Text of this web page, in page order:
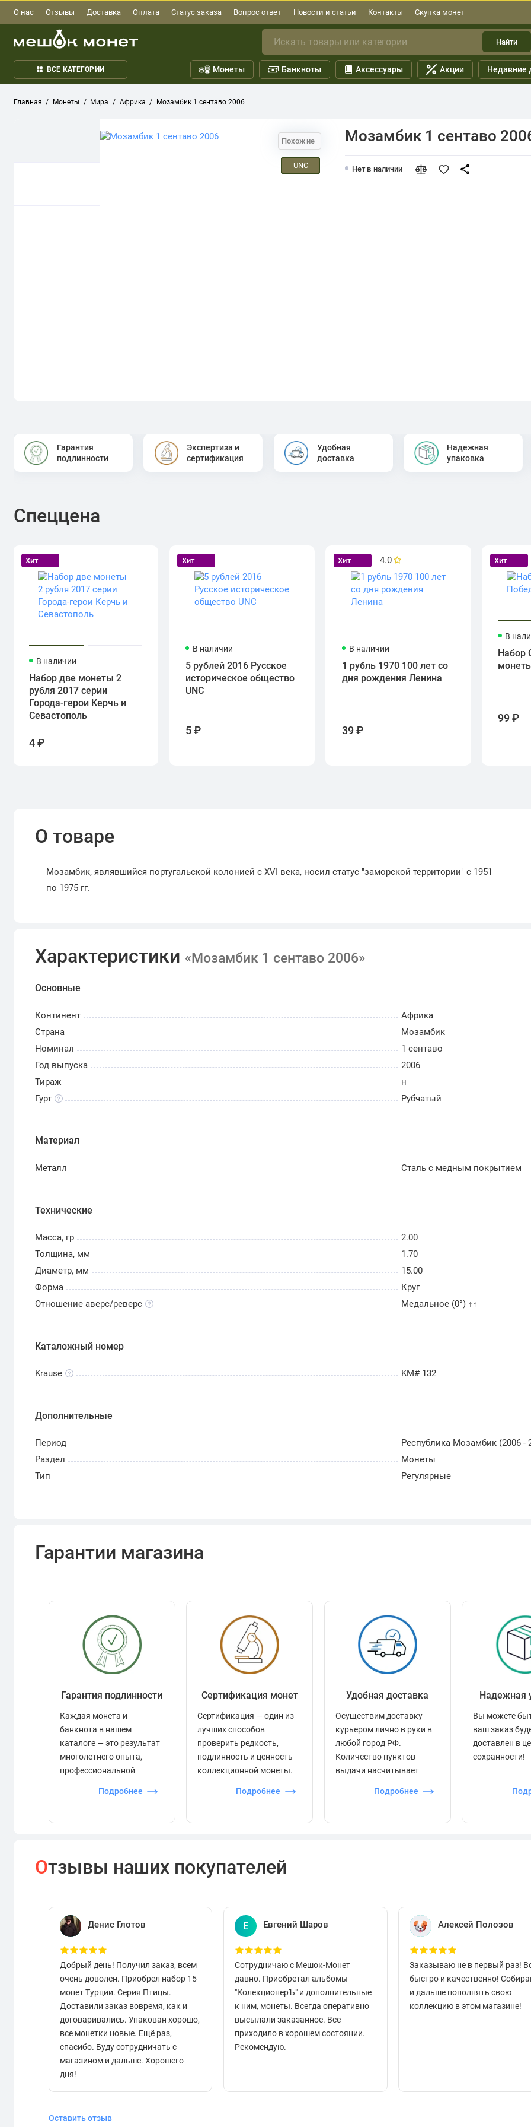
О нас Отзывы Доставка Оплата Статус заказа Вопрос ответ Новости и статьи Контакты Скупка монет
Найти
ВСЕ КАТЕГОРИИ Монеты Банкноты Аксессуары Акции Недавние
Главная Монеты Мира Африка Мозамбик 1 сентаво 2006
Похожие
UNC
Мозамбик 1 сентаво
Нет в наличии
Гарантия
подлинности
Экспертиза и
сертификация
Удобная
доставка
Надежная
упаковка
Спеццена
Хит
В наличии
Набор две монеты 2
рубля 2017 серии
Города-герои Керчь и
Севастополь
4 ₽
Хит
В наличии
5 рублей 2016 Русское
историческое общество
UNC
5 ₽
Хит 4.0
В наличии
1 рубль 1970 100 лет со
дня рождения Ленина
39 ₽
Хит
В
Набор
99 ₽
О товаре
Мозамбик, являвшийся португальской колонией с XVI века, носил статус "заморской территории" с 1951
по 1975 гг.
Характеристики «Мозамбик 1 сентаво 2006»
Основные
Континент
Африка
Страна
Мозамбик
Номинал
1 сентаво
Год выпуска
2006
Тираж
н
Гурт
Рубчатый
Материал
Металл Сталь с медным покрытием
Технические
Масса, гр
2.00
Толщина, мм
1.70
Диаметр, мм
15.00
Форма
Круг
Отношение аверс/реверс
Медальное (0°) ↑↑
Каталожный номер
Krause KM# 132
Дополнительные
Период
Республика Мозамбик (2006 -
Раздел
Монеты
Тип
Регулярные
Гарантии магазина
Гарантия подлинности
Каждая монета и
банкнота в нашем
каталоге — это результат
многолетнего опыта,
профессиональной
контроля.
Подробнее
Сертификация монет
Сертификация — один из
лучших способов
проверить редкость,
подлинность и ценность
коллекционной монеты.
Подробнее
Удобная доставка
Осуществим доставку
курьером лично в руки в
любой город РФ.
Количество пунктов
выдачи насчитывает
всей стране.
Подробнее
Надежная
Вы можете
ваш заказ
доставлен в
сохранности!
Отзывы наших покупателей
Денис Глотов
Добрый день! Получил заказ, всем
очень доволен. Приобрел набор 15
монет Турции. Серия Птицы.
Доставили заказ вовремя, как и
договаривались. Упакован хорошо,
все монетки новые. Ещё раз,
спасибо. Буду сотрудничать с
магазином и дальше. Хорошего
дня!
Е Евгений Шаров
Сотрудничаю с Мешок-Монет
давно. Приобретал альбомы
"КолекционерЪ" и дополнительные
к ним, монеты. Всегда оперативно
высылали заказанное. Все
приходило в хорошем состоянии.
Рекомендую.
Алексей Полозов
Заказываю не в первый раз!
быстро и качественно!
и дальше пополнять свою
коллекцию в этом магазине!
Оставить отзыв